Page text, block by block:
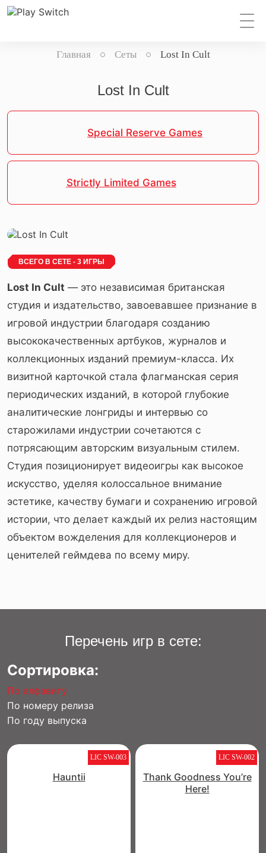
Главная Сеты Lost In Cult
Lost In Cult
Special Reserve Games
Strictly Limited Games
ВСЕГО В СЕТЕ - 3 ИГРЫ
Lost In Cult — это независимая британская
студия и издательство, завоевавшее признание в
игровой индустрии благодаря созданию
высококачественных артбуков, журналов и
коллекционных изданий премиум-класса. Их
визитной карточкой стала флагманская серия
периодических изданий, в которой глубокие
аналитические лонгриды и интервью со
старожилами индустрии сочетаются с
потрясающим авторским визуальным стилем.
Студия позиционирует видеоигры как высокое
искусство, уделяя колоссальное внимание
эстетике, качеству бумаги и сохранению игровой
истории, что делает каждый их релиз настоящим
объектом вожделения для коллекционеров и
ценителей геймдева по всему миру.
Перечень игр в сете:
Сортировка:
По алфавиту
По номеру релиза
По году выпуска
LIC SW-003
Hauntii
LIC SW-002
Thank Goodness You’re
Here!